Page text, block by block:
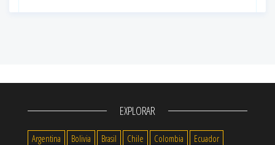
EXPLORAR
Argentina Bolivia Brasil Chile Colombia
Ecuador